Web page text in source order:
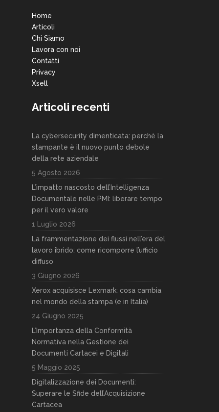
Home
Articoli
Chi Siamo
Lavora con noi
Contatti
Privacy
Xsell
Articoli recenti
La cybersecurity dimenticata: perchè la
stampante è il nuovo punto debole
della rete aziendale
5 Agosto 2026
L’impatto nascosto dell’Intelligenza
Documentale nelle PMI: liberare tempo
per il vero valore
1 Luglio 2026
La frammentazione dei flussi nell’era del
lavoro ibrido: come ricomporre l’ufficio
diffuso
3 Giugno 2026
Xerox acquisisce Lexmark: cosa cambia
nel mondo della stampa (e in Italia)
24 Giugno 2025
L’Importanza della Conformità
Normativa nella Gestione dei
Documenti Cartacei e Digitali
5 Maggio 2025
Digitalizzazione dei Documenti:
Superare le Sfide dell’Acquisizione
Cartacea